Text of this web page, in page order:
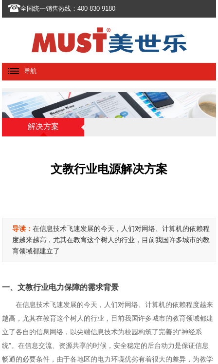
全国统一销售热线：400-830-9180
导航
解决方案
文教行业电源解决方案
导读：在信息技术飞速发展的今天，人们对网络、计算机的依赖程
度越来越高，尤其在教育这个树人的行业，目前我国许多城市的教
育领域都建立了
一、文教行业电力保障的需求背景
在信息技术飞速发展的今天，人们对网络、计算机的依赖程度越来
越高，尤其在教育这个树人的行业，目前我国许多城市的教育领域都建
立了各自的信息网络，以尖端信息技术为校园构筑了完善的“神经系
统”。在信息交流、资源共享的时候，安全稳定的后台动力是保证信息
畅通的必要条件，由于各地区的电力环境优劣有着很大的差异，为教学